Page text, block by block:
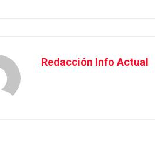
Redacción Info Actual